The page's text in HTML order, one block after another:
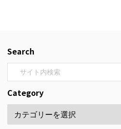
Search
Category